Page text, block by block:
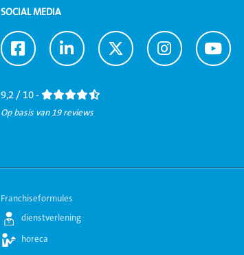
SOCIAL MEDIA
Ga
naar
Ga
naar
Ga
naar
Ga
naar
Ga
naar
9,2 / 10 -
Op basis van 19 reviews
Franchiseformules
dienstverlening
horeca